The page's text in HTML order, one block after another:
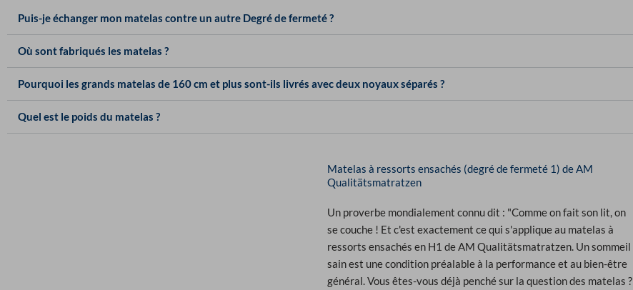
Puis-je échanger mon matelas contre un autre Degré de fermeté ?
Où sont fabriqués les matelas ?
Pourquoi les grands matelas de 160 cm et plus sont-ils livrés avec deux noyaux séparés ?
Quel est le poids du matelas ?
Matelas à ressorts ensachés (degré de fermeté 1) de AM
Qualitätsmatratzen
Un proverbe mondialement connu dit : "Comme on fait son lit, on
se couche ! Et c'est exactement ce qui s'applique au matelas à
ressorts ensachés en H1 de AM Qualitätsmatratzen. Un sommeil
sain est une condition préalable à la performance et au bien-être
général. Vous êtes-vous déjà penché sur la question des matelas ?